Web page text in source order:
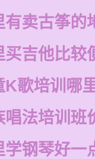
有卖古筝的
买吉他比较
K歌培训哪
唱法培训班
学钢琴好一